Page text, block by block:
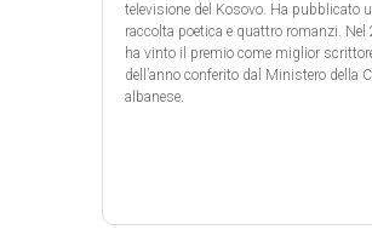
televisione del Kosovo. Ha pubblicato
raccolta poetica e quattro romanzi. Nel
ha vinto il premio come miglior
dell’anno conferito dal Ministero della
albanese.